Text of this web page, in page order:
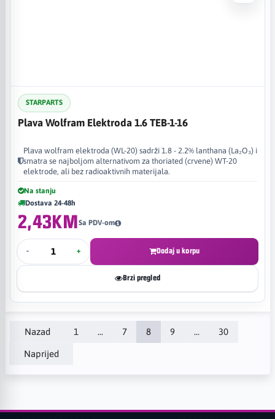
STARPARTS
Plava Wolfram Elektroda 1.6 TEB-1-16
Plava wolfram elektroda (WL-20) sadrži 1.8 - 2.2% lanthana (La₂O₃) i
smatra se najboljom alternativom za thoriated (crvene) WT-20
elektrode, ali bez radioaktivnih materijala.
Na stanju
Dostava 24-48h
2,43KMSa PDV-om
- + Dodaj u korpu
Brzi pregled
Nazad 1 ... 7 8 9 ... 30
Naprijed